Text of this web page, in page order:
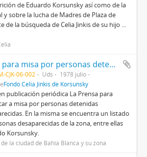
de Eduardo Korsunsky así como de la
y sobre la lucha de Madres de Plaza de
de la búsqueda de Celia Jinkis de su hijo ...
Aviso para misa por personas detenidas desaparecidas
CJK-06-002 Uds
1978 julio
Fondo Celia Jinkis de Korsunsky
publicación periódica La Prensa para
a misa por personas detenidas
En la misma se encuentra un listado
desaparecidas de la zona, entre ellas
Korsunsky.
la ciudad de Bahía Blanca y su zona